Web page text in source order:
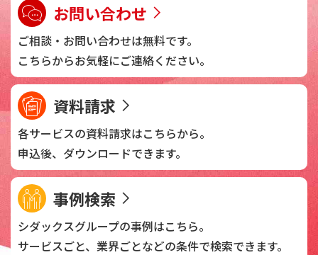
お問い合わせ
ご相談・お問い合わせは無料です。
こちらからお気軽にご連絡ください。
資料請求
各サービスの資料請求はこちらから。
申込後、 ダウンロードできます。
事例検索
シダックスグループの事例はこちら。
サービスごと、業界ごとなどの条件で検索できます。